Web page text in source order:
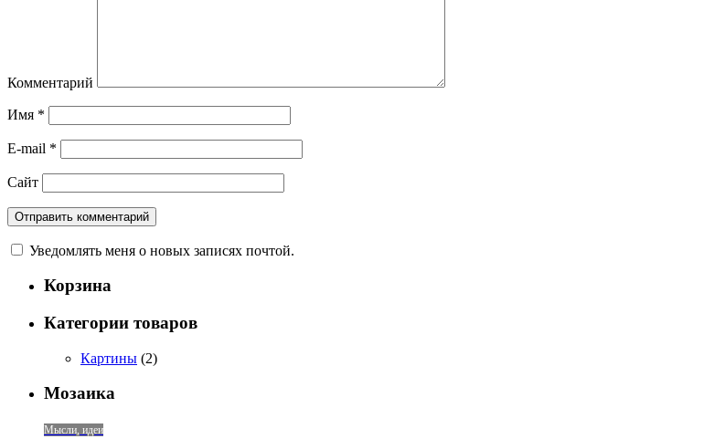
Комментарий
Имя *
E-mail *
Сайт
Уведомлять меня о новых записях почтой.
Корзина
Категории товаров
Картины (2)
Мозаика
Мысли, идеи